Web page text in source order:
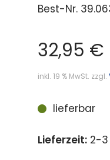
Best-Nr.
32,95 €
inkl. 19 % MwSt. zzgl.
lieferbar
Lieferzeit: 2-